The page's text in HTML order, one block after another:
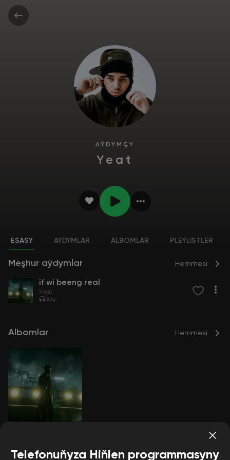
AÝDYMÇY
Yeat
ESASY AÝDYMLAR ALBOMLAR PLEÝLISTLER
Meşhur aýdymlar Hemmesi
if wi beeng real
Yeat
302
Albomlar Hemmesi
Telefonuňyza Hiňlen programmasyny